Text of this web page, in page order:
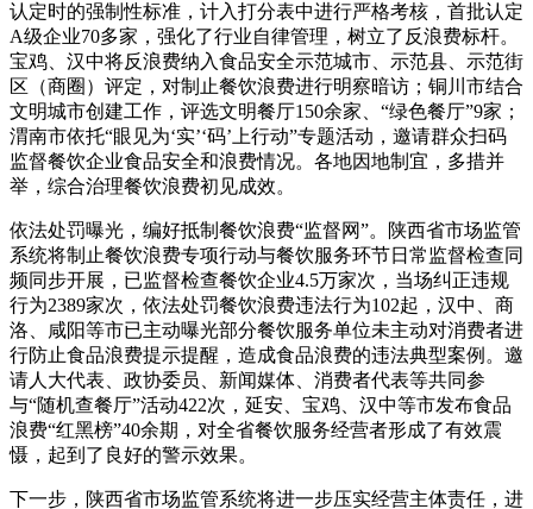
认定时的强制性标准，计入打分表中进行严格考核，首批认定
A级企业70多家，强化了行业自律管理，树立了反浪费标杆。
宝鸡、汉中将反浪费纳入食品安全示范城市、示范县、示范街
区（商圈）评定，对制止餐饮浪费进行明察暗访；铜川市结合
文明城市创建工作，评选文明餐厅150余家、“绿色餐厅”9家；
渭南市依托“眼见为‘实’‘码’上行动”专题活动，邀请群众扫码
监督餐饮企业食品安全和浪费情况。各地因地制宜，多措并
举，综合治理餐饮浪费初见成效。
依法处罚曝光，编好抵制餐饮浪费“监督网”。陕西省市场监管
系统将制止餐饮浪费专项行动与餐饮服务环节日常监督检查同
频同步开展，已监督检查餐饮企业4.5万家次，当场纠正违规
行为2389家次，依法处罚餐饮浪费违法行为102起，汉中、商
洛、咸阳等市已主动曝光部分餐饮服务单位未主动对消费者进
行防止食品浪费提示提醒，造成食品浪费的违法典型案例。邀
请人大代表、政协委员、新闻媒体、消费者代表等共同参
与“随机查餐厅”活动422次，延安、宝鸡、汉中等市发布食品
浪费“红黑榜”40余期，对全省餐饮服务经营者形成了有效震
慑，起到了良好的警示效果。
下一步，陕西省市场监管系统将进一步压实经营主体责任，进